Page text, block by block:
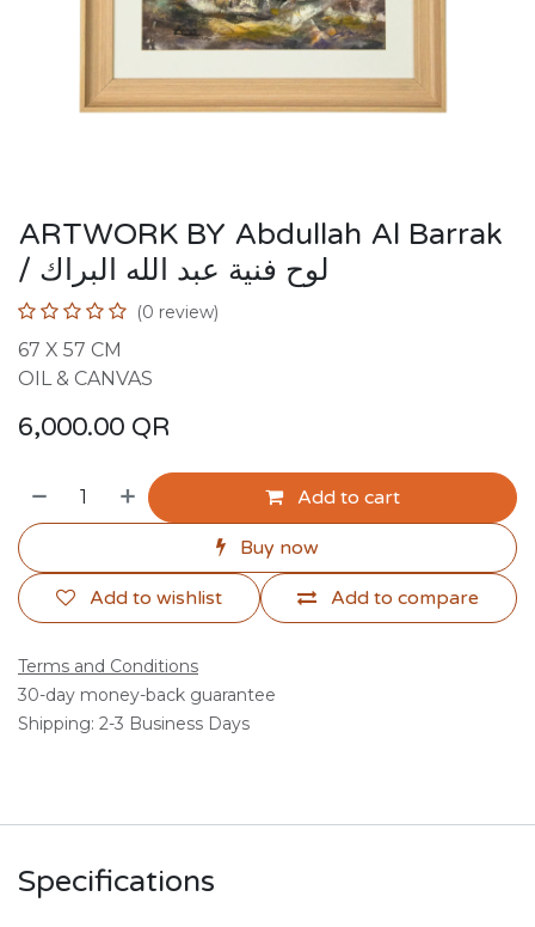
ARTWORK BY Abdullah Al Barrak
/ لوح فنية عبد الله البراك
(0 review)
67 X 57 CM
OIL & CANVAS
6,000.00 QR
Add to cart
Buy now
Add to compare
Add to wishlist
Terms and Conditions
30-day money-back guarantee
Shipping: 2-3 Business Days
Specifications